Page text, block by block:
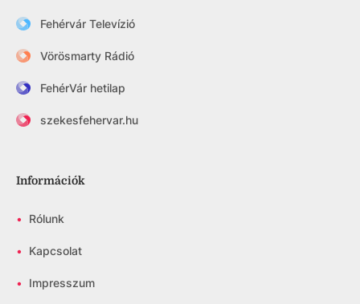
Fehérvár Televízió
Vörösmarty Rádió
FehérVár hetilap
szekesfehervar.hu
Információk
• Rólunk
• Kapcsolat
• Impresszum